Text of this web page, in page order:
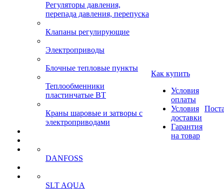
Регуляторы давления,
перепада давления, перепуска
Клапаны регулирующие
Электроприводы
Блочные тепловые пункты
Теплообменники
пластинчатые ВТ
Краны шаровые и затворы с
электроприводами
DANFOSS
SLT AQUA
Как купить
Условия
оплаты
Условия
доставки
Гарантия
на товар